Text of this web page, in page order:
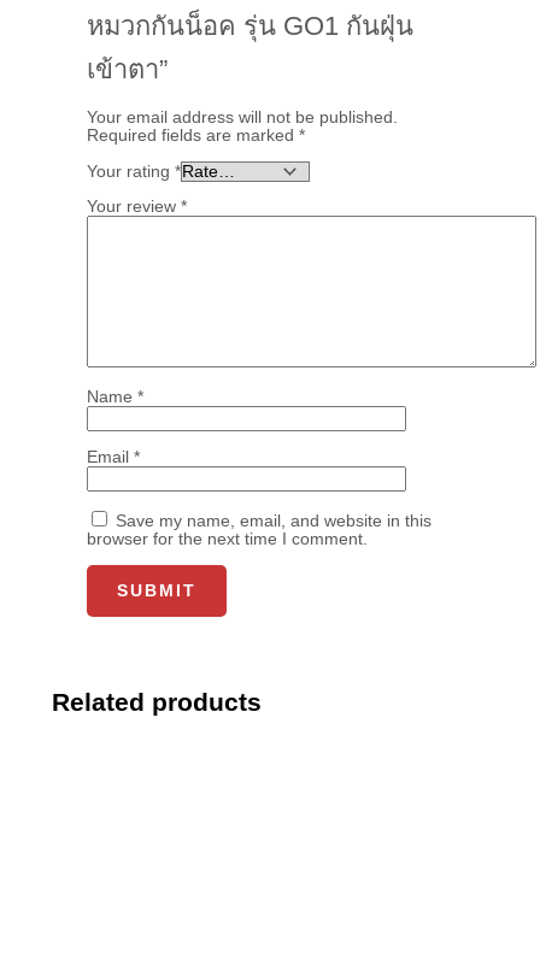
หมวกกันน็อค รุ่น GO1 กันฝุ่น
เข้าตา”
Your email address will not be published.
Required fields are marked *
Your rating *
Your review *
Name *
Email *
Save my name, email, and website in this
browser for the next time I comment.
Related products